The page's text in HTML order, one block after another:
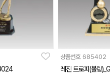
상품번호 685402
레진 트로피(볼링